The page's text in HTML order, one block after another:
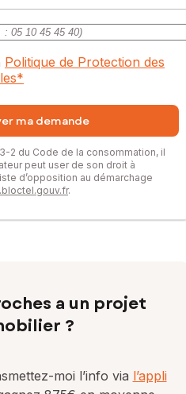
Politique de Protection des
*
ma demande
2 du Code de la consommation, il
peut user de son droit à
d’opposition au démarchage
.
a un projet
?
moi l’info via l’appli